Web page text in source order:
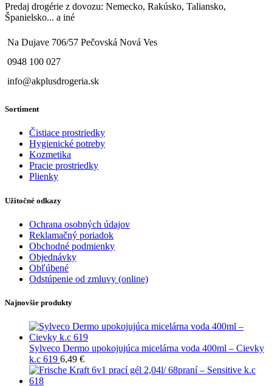
Predaj drogérie z dovozu: Nemecko, Rakúsko, Taliansko,
Španielsko... a iné
Na Dujave 706/57 Pečovská Nová Ves
0948 100 027
info@akplusdrogeria.sk
Sortiment
Čistiace prostriedky
Hygienické potreby
Kozmetika
Pracie prostriedky
Plienky
Užitočné odkazy
Ochrana osobných údajov
Reklamačný poriadok
Obchodné podmienky
Objednávky
Obľúbené
Odstúpenie od zmluvy (online)
Najnovšie produkty
Sylveco Dermo upokojujúca micelárna voda 400ml – Cievky
k.c 619 6,49 €